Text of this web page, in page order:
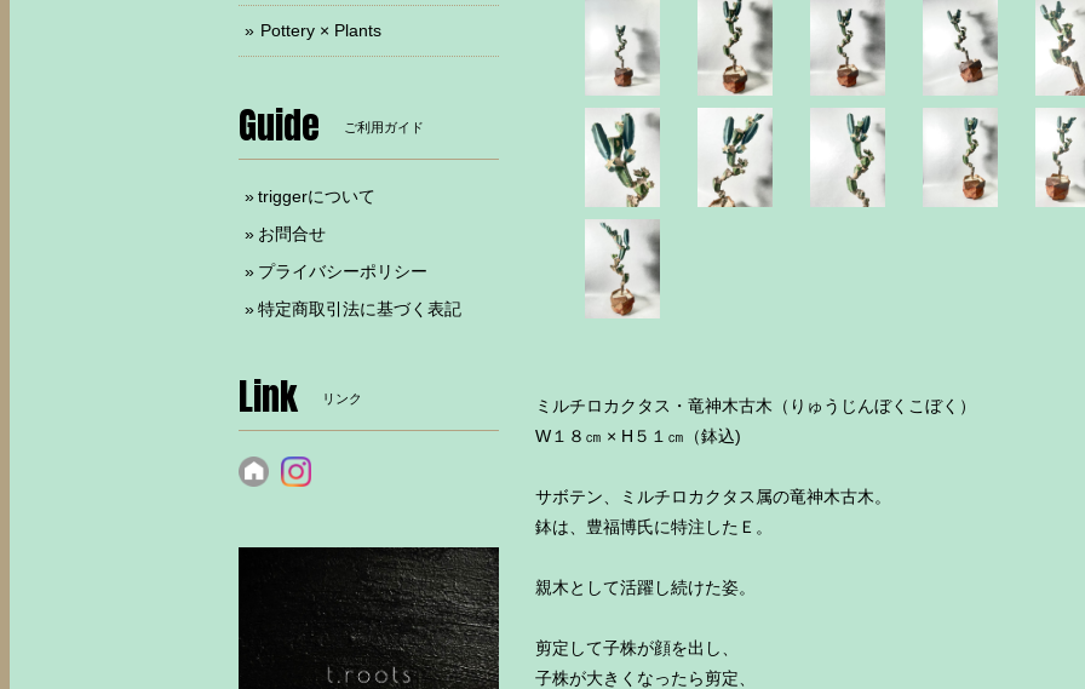
ミルチロカクタス・竜神木古木（りゅうじんぼくこぼく）
W１８㎝ × H５１㎝（鉢込)
サボテン、ミルチロカクタス属の竜神木古木。
鉢は、豊福博氏に特注したＥ。
親木として活躍し続けた姿。
剪定して子株が顔を出し、
子株が大きくなったら剪定、
Pottery × Plants
Guide ご利用ガイド
triggerについて
お問合せ
プライバシーポリシー
特定商取引法に基づく表記
Link リンク